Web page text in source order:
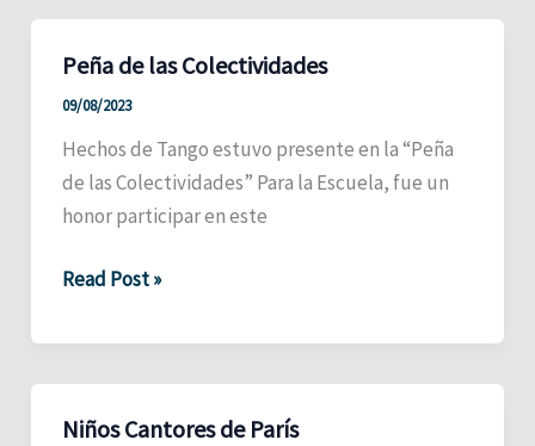
Infancias
Peña de las Colectividades
09/08/2023
Hechos de Tango estuvo presente en la “Peña
de las Colectividades” Para la Escuela, fue un
honor participar en este
Peña
las
Colectividades
Read Post »
Niños Cantores de París